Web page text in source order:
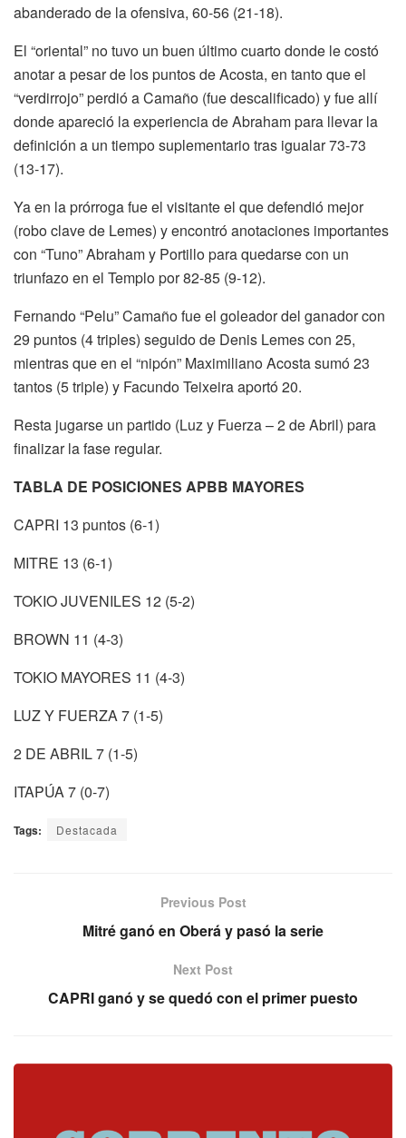
abanderado de la ofensiva, 60-56 (21-18).
El “oriental” no tuvo un buen último cuarto donde le costó
anotar a pesar de los puntos de Acosta, en tanto que el
“verdirrojo” perdió a Camaño (fue descalificado) y fue allí
donde apareció la experiencia de Abraham para llevar la
definición a un tiempo suplementario tras igualar 73-73
(13-17).
Ya en la prórroga fue el visitante el que defendió mejor
(robo clave de Lemes) y encontró anotaciones importantes
con “Tuno” Abraham y Portillo para quedarse con un
triunfazo en el Templo por 82-85 (9-12).
Fernando “Pelu” Camaño fue el goleador del ganador con
29 puntos (4 triples) seguido de Denis Lemes con 25,
mientras que en el “nipón” Maximiliano Acosta sumó 23
tantos (5 triple) y Facundo Teixeira aportó 20.
Resta jugarse un partido (Luz y Fuerza – 2 de Abril) para
finalizar la fase regular.
TABLA DE POSICIONES APBB MAYORES
CAPRI 13 puntos (6-1)
MITRE 13 (6-1)
TOKIO JUVENILES 12 (5-2)
BROWN 11 (4-3)
TOKIO MAYORES 11 (4-3)
LUZ Y FUERZA 7 (1-5)
2 DE ABRIL 7 (1-5)
ITAPÚA 7 (0-7)
Tags: Destacada
Previous Post
Mitré ganó en Oberá y pasó la serie
Next Post
CAPRI ganó y se quedó con el primer puesto